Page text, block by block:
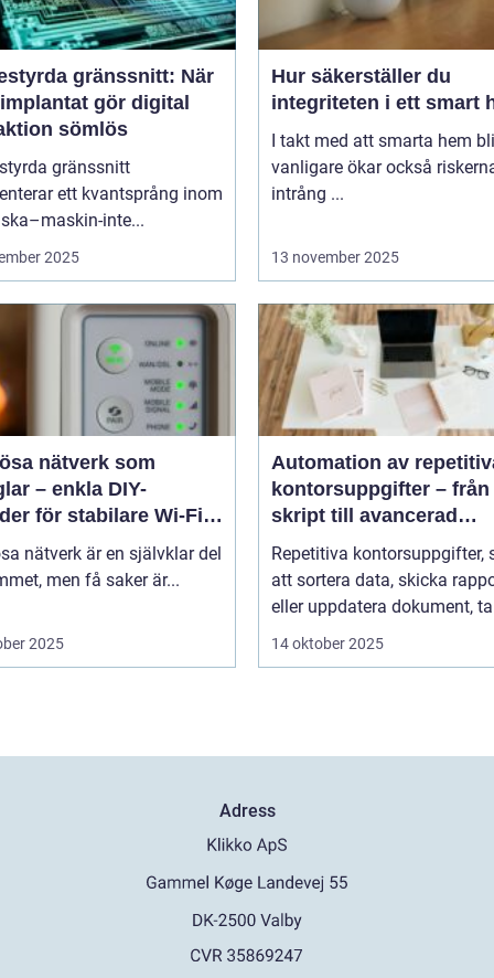
gränssnitt: När
gör digital
sömlös
gränssnitt
ett kvantsprång inom
inte...
2025
Hur säkerställer du
integriteten i ett smart
I takt med att smarta hem
vanligare ökar också
intrång ...
13 november 2025
nätverk som
– enkla DIY-
för stabilare Wi-Fi i
nätverk är en självklar del
men få saker är...
2025
Automation av
kontorsuppgifter – från
skript till avancerad
programvara
Repetitiva kontorsuppgifter,
att sortera data, skicka
eller uppdatera dokument,
14 oktober 2025
Adress